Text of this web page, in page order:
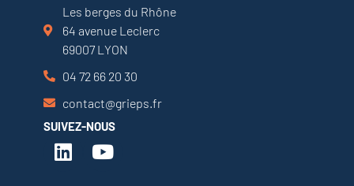
Les berges du Rhône
64 avenue Leclerc
69007 LYON
04 72 66 20 30
contact@grieps.fr
SUIVEZ-NOUS